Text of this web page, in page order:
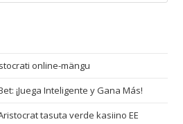
online-mängu
¡Juega Inteligente y Gana Más!
tasuta verde kasiino EE